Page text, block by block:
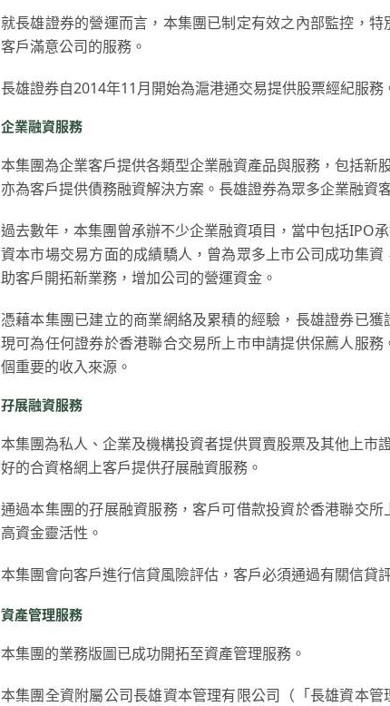
就長雄證券的營運而言，本集團已制定有效之內部監控，
客戶滿意公司的服務。
長雄證券自2014年11月開始為滬港通交易提供股票經紀服務
企業融資服務
本集團為企業客戶提供各類型企業融資產品與服務，包括
亦為客戶提供債務融資解決方案。長雄證券為眾多企業融資
過去數年，本集團曾承辦不少企業融資項目，當中包括IPO
資本市場交易方面的成績驕人，曾為眾多上市公司成功集
助客戶開拓新業務，增加公司的營運資金。
憑藉本集團已建立的商業網絡及累積的經驗，長雄證券已
現可為任何證券於香港聯合交易所上市申請提供保薦人服
個重要的收入來源。
孖展融資服務
本集團為私人、企業及機構投資者提供買賣股票及其他上
好的合資格網上客戶提供孖展融資服務。
通過本集團的孖展融資服務，客戶可借款投資於香港聯交
高資金靈活性。
本集團會向客戶進行信貸風險評估，客戶必須通過有關信貸
資產管理服務
本集團的業務版圖已成功開拓至資產管理服務。
本集團全資附屬公司長雄資本管理有限公司（「長雄資本